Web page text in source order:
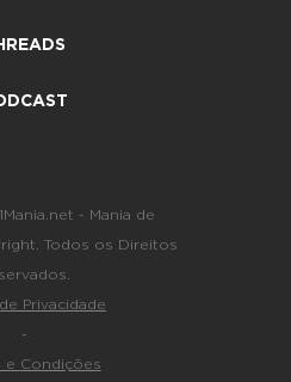
- Mania de
Todos os Direitos
Privacidade
-
e Condições